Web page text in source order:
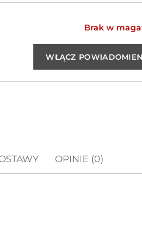
Brak w
OPINIE (0)